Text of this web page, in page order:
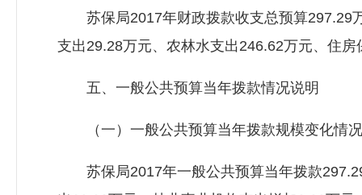
苏保局2017年财政拨款收支总预算297.29
支出29.28万元、农林水支出246.62万元、住
五、一般公共预算当年拨款情况说明
（一）一般公共预算当年拨款规模变化情况
苏保局2017年一般公共预算当年拨款